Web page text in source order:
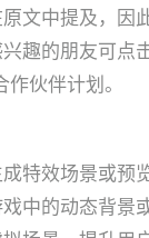
文中提及，因
趣的朋友可点
伙伴计划。
特效场景或预
中的动态背景